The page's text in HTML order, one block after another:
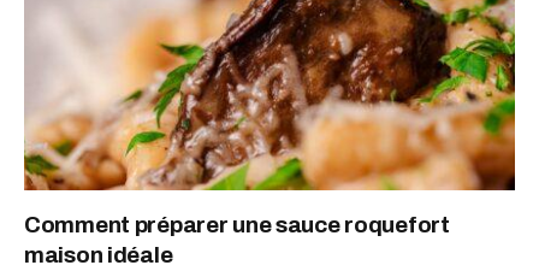
Comment préparer une sauce roquefort
maison idéale